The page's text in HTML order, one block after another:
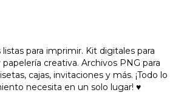
listas para imprimir. Kit digitales para
creativa. Archivos PNG para
cajas, invitaciones y más. ¡Todo lo
necesita en un solo lugar! ♥